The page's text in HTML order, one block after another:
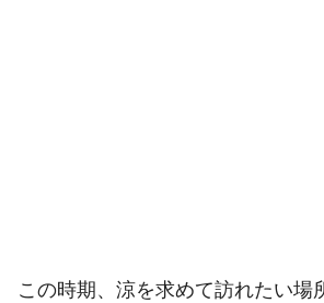
この時期、涼を求めて訪れたい場